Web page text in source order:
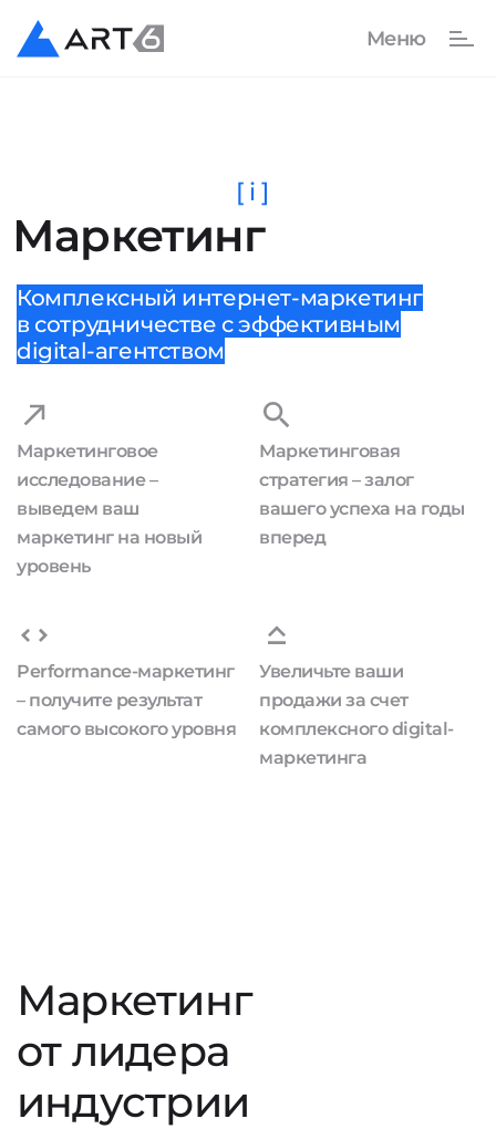
Маркетинг
[ i ]
Комплексный интернет-маркетинг
в сотрудничестве с эффективным
digital-агентством
Маркетинговое
исследование –
выведем ваш
маркетинг на новый
уровень
Маркетинговая
стратегия – залог
вашего успеха на годы
вперед
Performance-маркетинг
– получите результат
самого высокого уровня
Увеличьте ваши
продажи за счет
комплексного digital-
маркетинга
Маркетинг
от лидера
индустрии